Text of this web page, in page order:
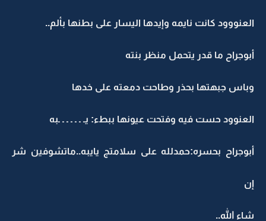
العنووود كانت نايمه وإيدها اليسار على بطنها بألم..
أبوجراح ما قدر يتحمل منظر بنته
وباس جبهتها بحذر وطاحت دمعته على خدها
العنوود حست فيه وفتحت عيونها ببطء: يـ ـ ـ ـ ـ ـ ـبه
أبوجراح بحسره:حمدلله على سلامتج يايبه..ماتشوفين شر
إن
شاء الله..